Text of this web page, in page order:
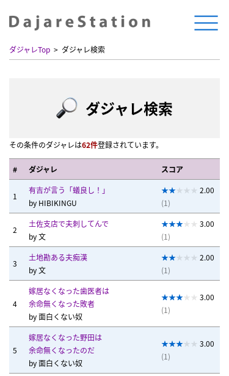
ダジャレTop ダジャレ検索
ダジャレ検索
その条件のダジャレは62件登録されています。
# ダジャレ スコア
1
有吉が言う「蟻良し！」
by HIBIKINGU
2.00
(1)
2
土佐支店で夫刺してんで
by文
3.00
(1)
3
土地勘ある夫痴漢
by文
2.00
(1)
4
嫁居なくなった歯医者は
余命無くなった敗者
by面白くない奴
3.00
(1)
5
嫁居なくなった野田は
余命無くなったのだ
by面白くない奴
3.00
(1)